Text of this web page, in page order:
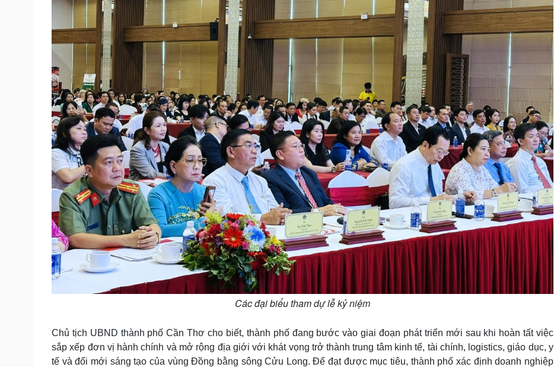
Các đại biểu tham dự lễ kỷ niệm
Chủ tịch UBND thành phố Cần Thơ cho biết, thành phố đang bước vào giai đoạn phát triển mới sau khi hoàn tất việc
sắp xếp đơn vị hành chính và mở rộng địa giới với khát vọng trở thành trung tâm kinh tế, tài chính, logistics, giáo dục, y
tế và đổi mới sáng tạo của vùng Đồng bằng sông Cửu Long. Để đạt được mục tiêu, thành phố xác định doanh nghiệp